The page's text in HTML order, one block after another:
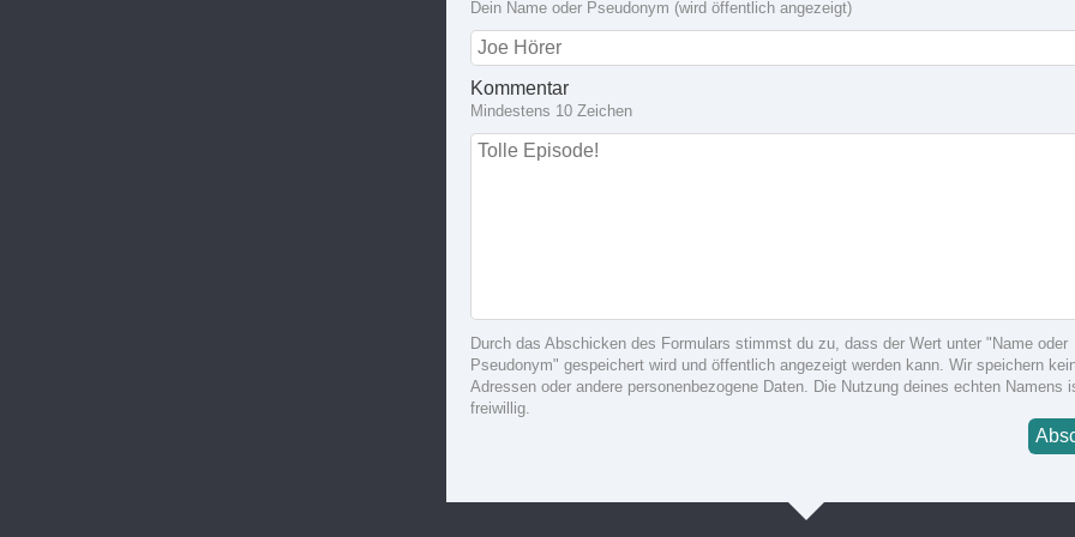
Dein Name oder Pseudonym (wird öffentlich angezeigt)
Kommentar
Mindestens 10 Zeichen
Durch das Abschicken des Formulars stimmst du zu, dass der Wert unter "Name oder
Pseudonym" gespeichert wird und öffentlich angezeigt werden kann. Wir speichern
Adressen oder andere personenbezogene Daten. Die Nutzung deines echten Namens
freiwillig.